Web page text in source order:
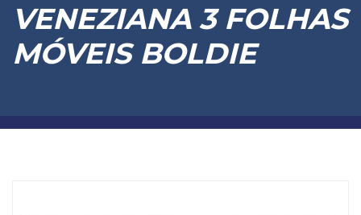
VENEZIANA 3 FOLHAS
MÓVEIS BOLDIE